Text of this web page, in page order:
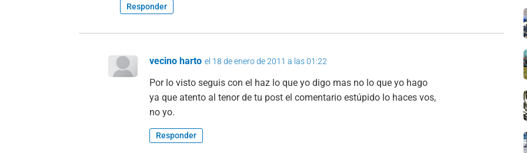
Responder
vecino harto el 18 de enero de 2011 a las 01:22
Por lo visto seguis con el haz lo que yo digo mas no lo que yo hago
ya que atento al tenor de tu post el comentario estúpido lo haces vos,
no yo.
Responder